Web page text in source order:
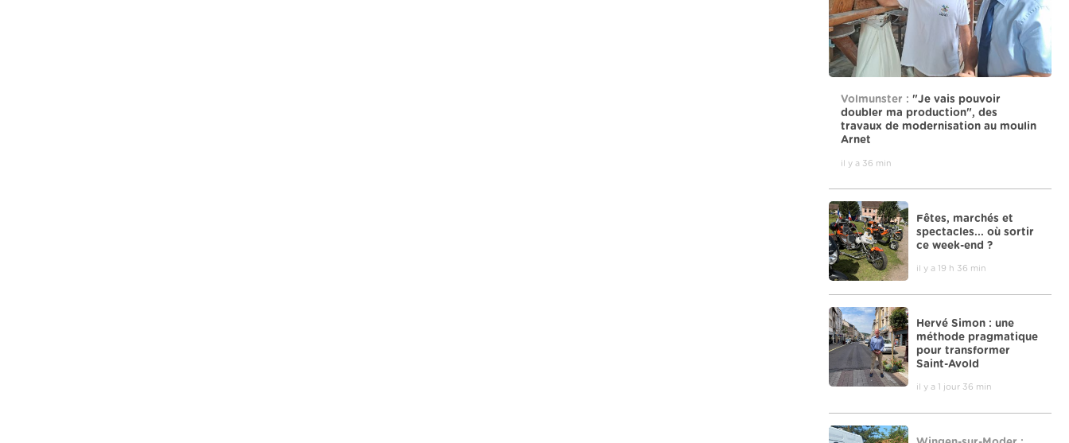
Volmunster : "Je vais pouvoir
doubler ma production", des
travaux de modernisation au moulin
Arnet
il y a 36 min
Fêtes, marchés et
spectacles... où sortir
ce week-end ?
il y a 19 h 36 min
Hervé Simon : une
méthode pragmatique
pour transformer
Saint-Avold
il y a 1 jour 36 min